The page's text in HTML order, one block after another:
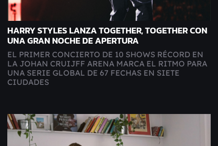
HARRY STYLES LANZA TOGETHER, TOGETHER CON
UNA GRAN NOCHE DE APERTURA
EL PRIMER CONCIERTO DE 10 SHOWS RÉCORD EN
LA JOHAN CRUIJFF ARENA MARCA EL RITMO PARA
UNA SERIE GLOBAL DE 67 FECHAS EN SIETE
CIUDADES